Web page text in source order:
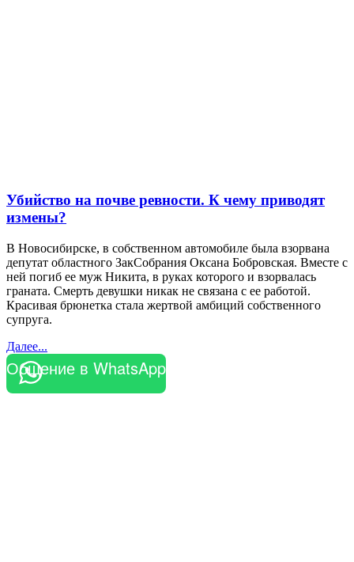
Убийство на почве ревности. К чему приводят
измены?
В Новосибирске, в собственном автомобиле была взорвана
депутат областного ЗакСобрания Оксана Бобровская. Вместе с
ней погиб ее муж Никита, в руках которого и взорвалась
граната. Смерть девушки никак не связана с ее работой.
Красивая брюнетка стала жертвой амбиций собственного
супруга.
Далее...
Общение в WhatsApp